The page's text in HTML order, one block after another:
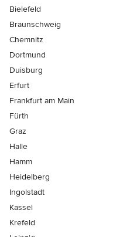
Bielefeld
Braunschweig
Chemnitz
Dortmund
Duisburg
Erfurt
Frankfurt am Main
Fürth
Graz
Halle
Hamm
Heidelberg
Ingolstadt
Kassel
Krefeld